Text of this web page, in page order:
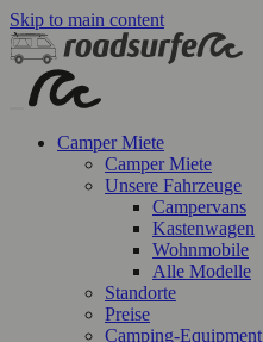
Skip to main content
Camper Miete
Camper Miete
Unsere Fahrzeuge
Campervans
Kastenwagen
Wohnmobile
Alle Modelle
Standorte
Preise
Camping-Equipment